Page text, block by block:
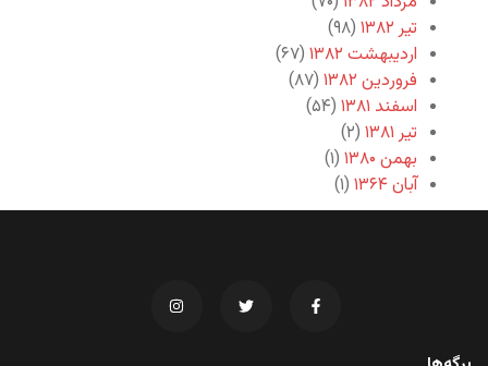
تیر ۱۳۸۲
(۹۸)
اردیبهشت ۱۳۸۲
(۶۷)
فروردین ۱۳۸۲
(۸۷)
اسفند ۱۳۸۱
(۵۴)
تیر ۱۳۸۱
(۲)
بهمن ۱۳۸۰
(۱)
آبان ۱۳۶۴
(۱)